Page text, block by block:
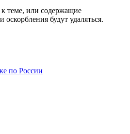
теме, или содержащие
будут удаляться.
по России